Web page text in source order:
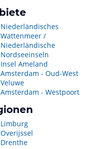
Niederländisches
Wattenmeer /
Niederländische
Nordseeinseln
Insel Ameland
Amsterdam - Oud-West
Veluwe
Amsterdam - Westpoort
Limburg
Overijssel
Drenthe